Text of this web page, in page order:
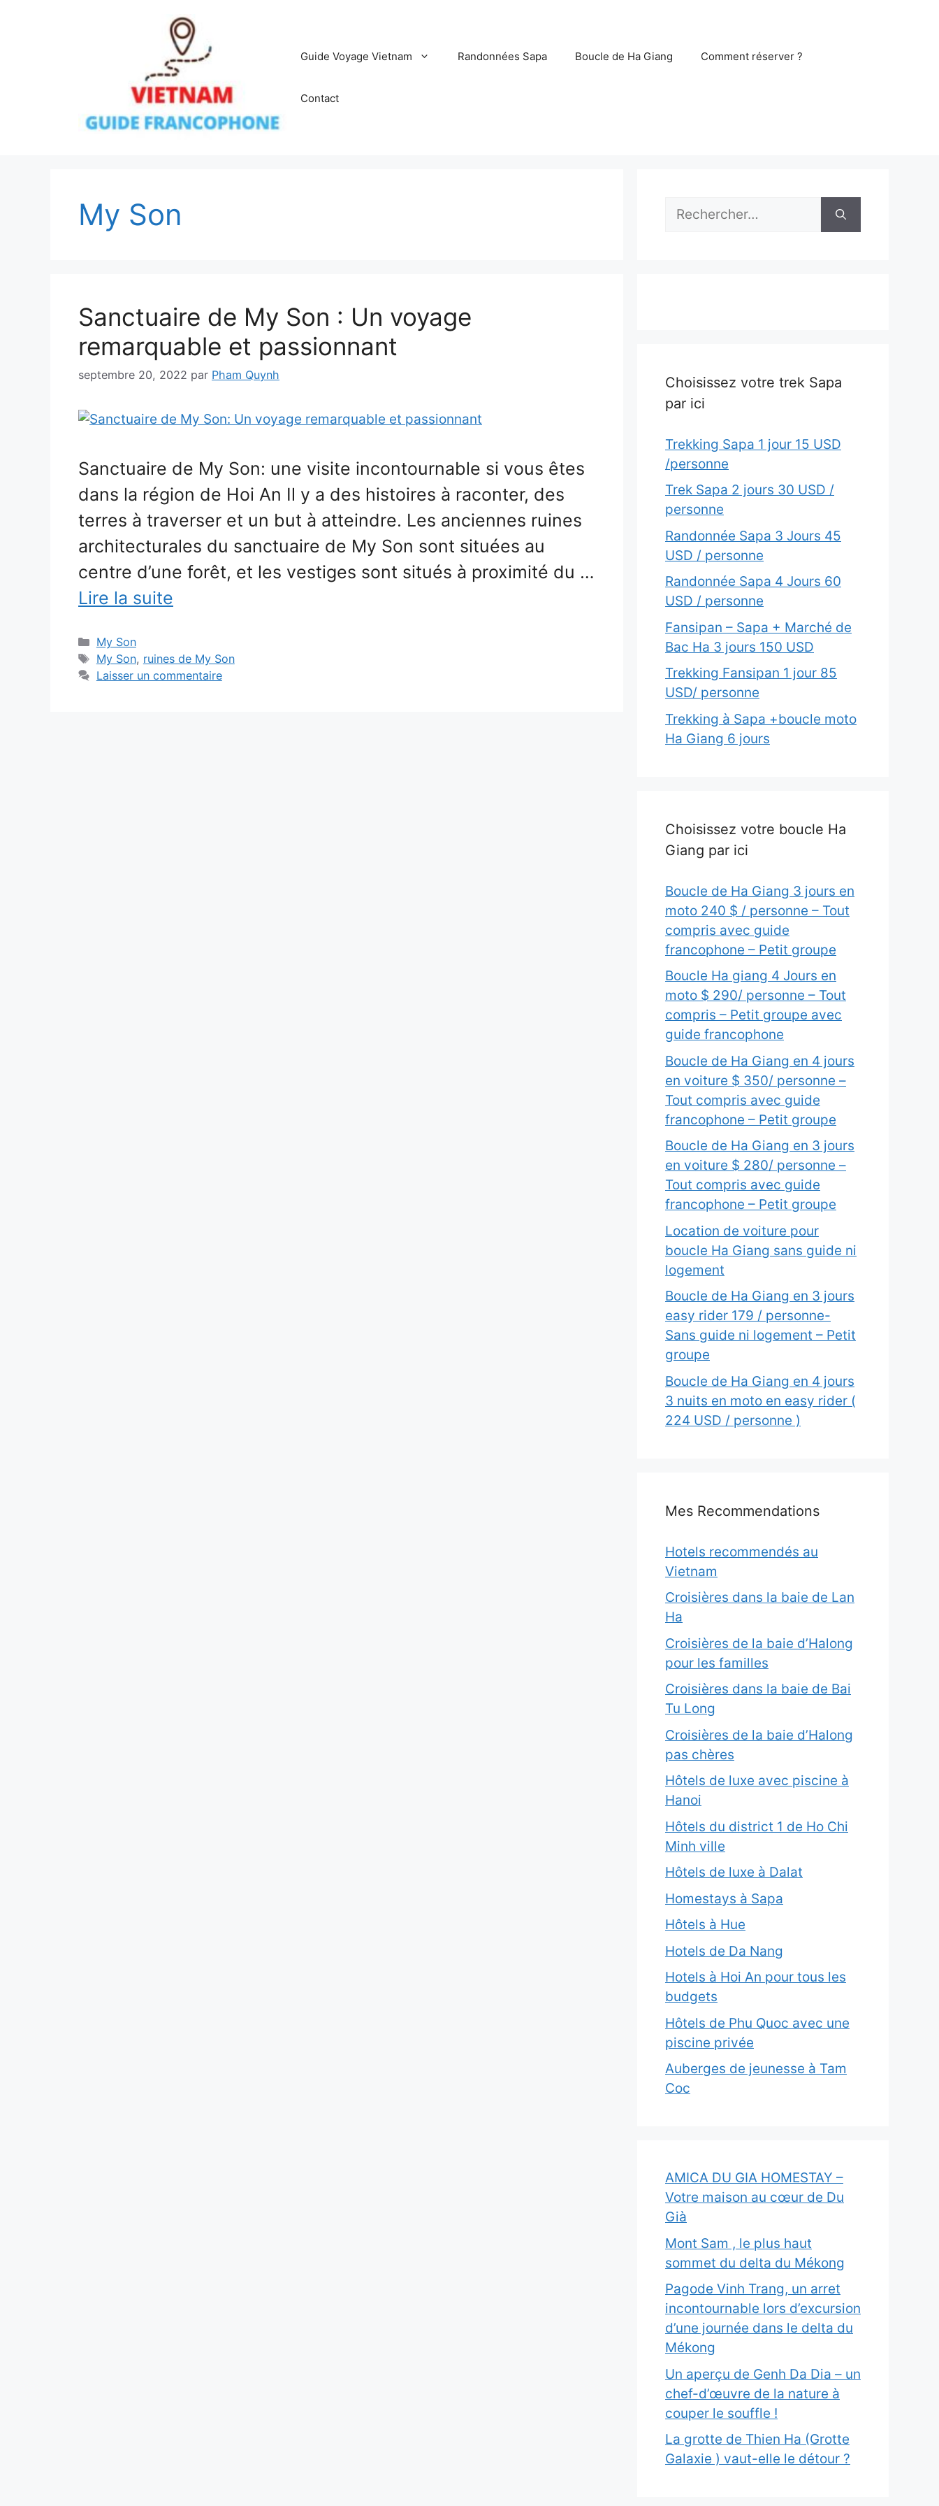
Guide Voyage Vietnam Randonnées Sapa Boucle de Ha Giang Comment réserver ?
Contact
My Son
Sanctuaire de My Son : Un voyage
remarquable et passionnant
septembre 20, 2022 par Pham Quynh
Sanctuaire de My Son: une visite incontournable si vous êtes
dans la région de Hoi An Il y a des histoires à raconter, des
terres à traverser et un but à atteindre. Les anciennes ruines
architecturales du sanctuaire de My Son sont situées au
centre d’une forêt, et les vestiges sont situés à proximité du …
Lire la suite
Catégories
My Son
Étiquettes
My Son, ruines de My Son
Laisser un commentaire
Rechercher :
Choisissez votre trek Sapa
par ici
Trekking Sapa 1 jour 15 USD
/personne
Trek Sapa 2 jours 30 USD /
personne
Randonnée Sapa 3 Jours 45
USD / personne
Randonnée Sapa 4 Jours 60
USD / personne
Fansipan – Sapa + Marché de
Bac Ha 3 jours 150 USD
Trekking Fansipan 1 jour 85
USD/ personne
Trekking à Sapa +boucle moto
Ha Giang 6 jours
Choisissez votre boucle Ha
Giang par ici
Boucle de Ha Giang 3 jours en
moto 240 $ / personne – Tout
compris avec guide
francophone – Petit groupe
Boucle Ha giang 4 Jours en
moto $ 290/ personne – Tout
compris – Petit groupe avec
guide francophone
Boucle de Ha Giang en 4 jours
en voiture $ 350/ personne –
Tout compris avec guide
francophone – Petit groupe
Boucle de Ha Giang en 3 jours
en voiture $ 280/ personne –
Tout compris avec guide
francophone – Petit groupe
Location de voiture pour
boucle Ha Giang sans guide ni
logement
Boucle de Ha Giang en 3 jours
easy rider 179 / personne-
Sans guide ni logement – Petit
groupe
Boucle de Ha Giang en 4 jours
3 nuits en moto en easy rider (
224 USD / personne )
Mes Recommendations
Hotels recommendés au
Vietnam
Croisières dans la baie de Lan
Ha
Croisières de la baie d’Halong
pour les familles
Croisières dans la baie de Bai
Tu Long
Croisières de la baie d’Halong
pas chères
Hôtels de luxe avec piscine à
Hanoi
Hôtels du district 1 de Ho Chi
Minh ville
Hôtels de luxe à Dalat
Homestays à Sapa
Hôtels à Hue
Hotels de Da Nang
Hotels à Hoi An pour tous les
budgets
Hôtels de Phu Quoc avec une
piscine privée
Auberges de jeunesse à Tam
Coc
AMICA DU GIA HOMESTAY –
Votre maison au cœur de Du
Già
Mont Sam , le plus haut
sommet du delta du Mékong
Pagode Vinh Trang, un arret
incontournable lors d’excursion
d’une journée dans le delta du
Mékong
Un aperçu de Genh Da Dia – un
chef-d’œuvre de la nature à
couper le souffle !
La grotte de Thien Ha (Grotte
Galaxie ) vaut-elle le détour ?